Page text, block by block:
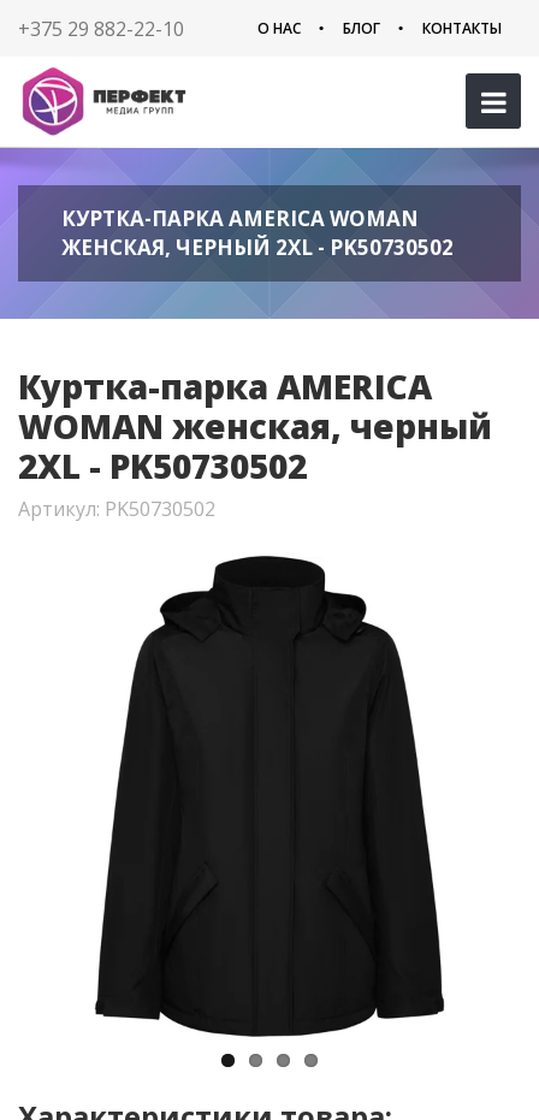
+375 29 882-22-10 О НАС БЛОГ КОНТАКТЫ
КУРТКА-ПАРКА AMERICA WOMAN
ЖЕНСКАЯ, ЧЕРНЫЙ 2XL - PK50730502
Куртка-парка AMERICA
WOMAN женская, черный
2XL - PK50730502
Артикул: PK50730502